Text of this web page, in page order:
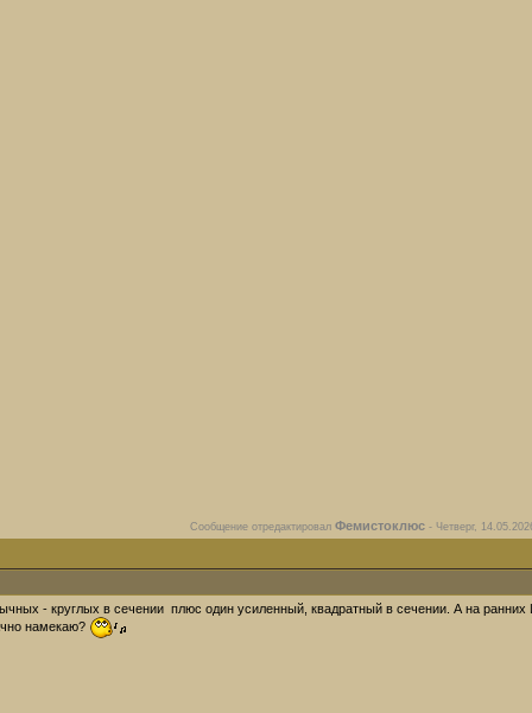
Сообщение отредактировал Фемистоклюс - Четверг,
- круглых в сечении плюс один усиленный, квадратный в сечении. А на
намекаю?